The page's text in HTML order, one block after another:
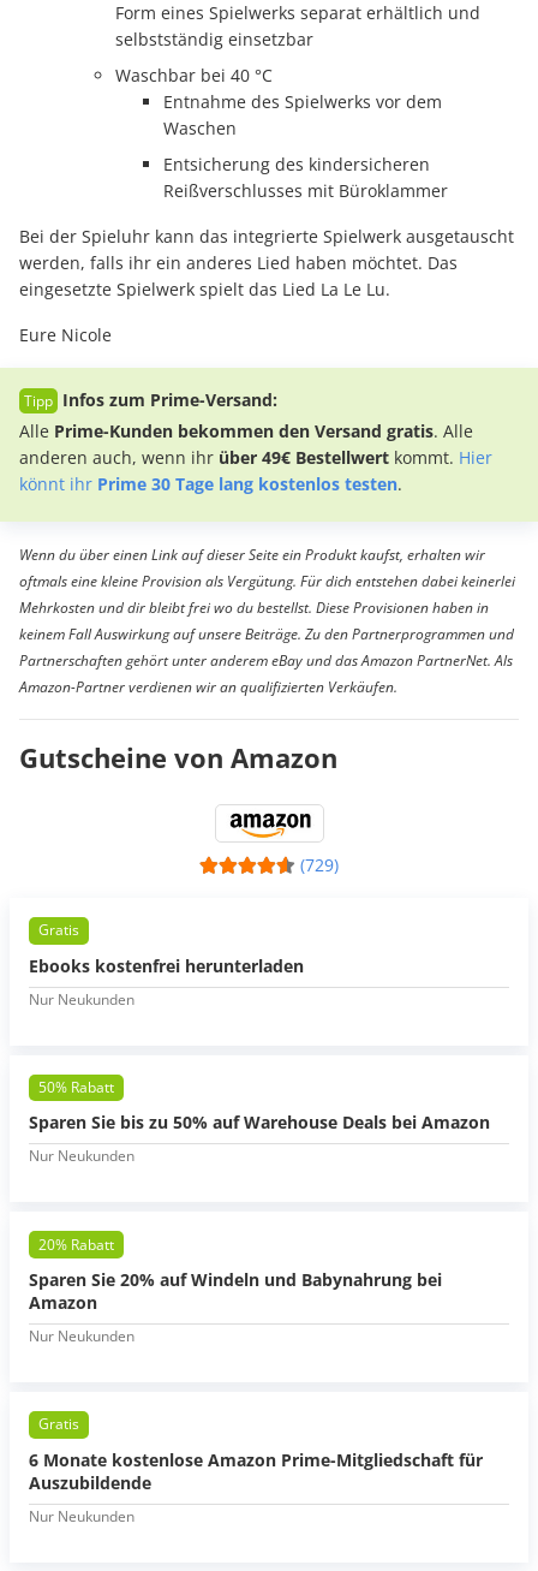
Form eines Spielwerks separat erhältlich und
selbstständig einsetzbar
Waschbar bei 40 °C
Entnahme des Spielwerks vor dem
Waschen
Entsicherung des kindersicheren
Reißverschlusses mit Büroklammer
Bei der Spieluhr kann das integrierte Spielwerk ausgetauscht
werden, falls ihr ein anderes Lied haben möchtet. Das
eingesetzte Spielwerk spielt das Lied La Le Lu.
Eure Nicole
Infos zum Prime-Versand:
Alle Prime-Kunden bekommen den Versand gratis. Alle
anderen auch, wenn ihr über 49€ Bestellwert kommt. Hier
könnt ihr Prime 30 Tage lang kostenlos testen.
Wenn du über einen Link auf dieser Seite ein Produkt kaufst, erhalten wir
oftmals eine kleine Provision als Vergütung. Für dich entstehen dabei keinerlei
Mehrkosten und dir bleibt frei wo du bestellst. Diese Provisionen haben in
keinem Fall Auswirkung auf unsere Beiträge. Zu den Partnerprogrammen und
Partnerschaften gehört unter anderem eBay und das Amazon PartnerNet. Als
Amazon-Partner verdienen wir an qualifizierten Verkäufen.
Gutscheine von Amazon
(729)
Gratis
Ebooks kostenfrei herunterladen
Nur Neukunden
50% Rabatt
Sparen Sie bis zu 50% auf Warehouse Deals bei Amazon
Nur Neukunden
20% Rabatt
Sparen Sie 20% auf Windeln und Babynahrung bei
Amazon
Nur Neukunden
Gratis
6 Monate kostenlose Amazon Prime-Mitgliedschaft für
Auszubildende
Nur Neukunden